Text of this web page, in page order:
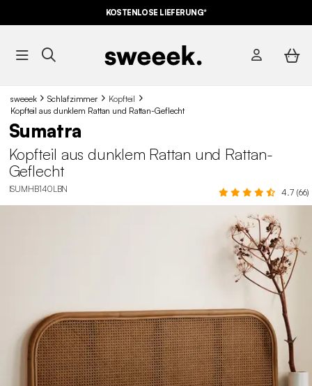
KOSTENLOSE LIEFERUNG*
sweeek Schlafzimmer
Kopfteil
Kopfteil aus dunklem Rattan und Rattan-Geflecht
Sumatra
Kopfteil aus dunklem Rattan und Rattan-
Geflecht
ISUMHB140LBN 4.7 (66)